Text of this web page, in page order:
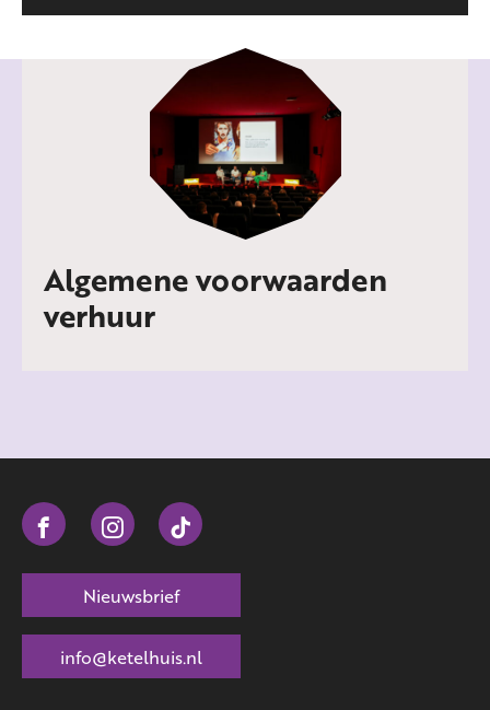
Algemene voorwaarden
verhuur
Nieuwsbrief
info@ketelhuis.nl